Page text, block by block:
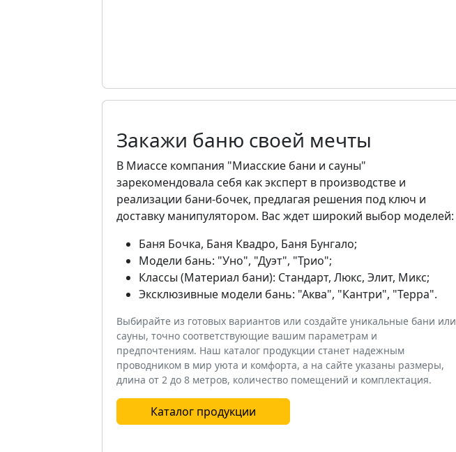
Закажи баню своей мечты
В Миассе компания "Миасские бани и сауны"
зарекомендовала себя как эксперт в производстве и
реализации бани-бочек, предлагая решения под ключ и
доставку манипулятором. Вас ждет широкий выбор моделей:
Баня Бочка, Баня Квадро, Баня Бунгало;
Модели бань: "Уно", "Дуэт", "Трио";
Классы (Материал бани): Стандарт, Люкс, Элит, Микс;
Эксклюзивные модели бань: "Аква", "Кантри", "Терра".
Выбирайте из готовых вариантов или создайте уникальные бани или
сауны, точно соответствующие вашим параметрам и
предпочтениям. Наш каталог продукции станет надежным
проводником в мир уюта и комфорта, а на сайте указаны размеры,
длина от 2 до 8 метров, количество помещений и комплектация.
Каталог продукции